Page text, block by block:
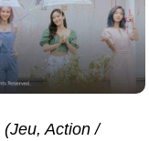
(Jeu, Action /